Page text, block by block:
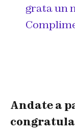
grata un
Andate a